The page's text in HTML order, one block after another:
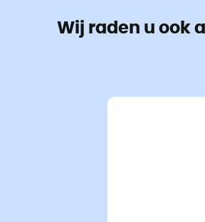
Wij raden u ook